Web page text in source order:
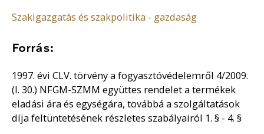
Szakigazgatás és szakpolitika - gazdaság
Forrás:
1997. évi CLV. törvény a fogyasztóvédelemről 4/2009.
(I. 30.) NFGM-SZMM együttes rendelet a termékek
eladási ára és egységára, továbbá a szolgáltatások
díja feltüntetésének részletes szabályairól 1. § - 4. §